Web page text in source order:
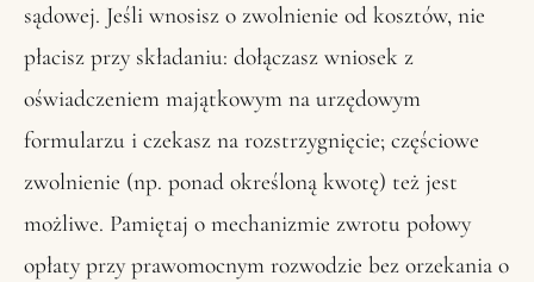
sądowej. Jeśli wnosisz o zwolnienie od kosztów, nie
płacisz przy składaniu: dołączasz wniosek z
oświadczeniem majątkowym na urzędowym
formularzu i czekasz na rozstrzygnięcie; częściowe
zwolnienie (np. ponad określoną kwotę) też jest
możliwe. Pamiętaj o mechanizmie zwrotu połowy
opłaty przy prawomocnym rozwodzie bez orzekania o